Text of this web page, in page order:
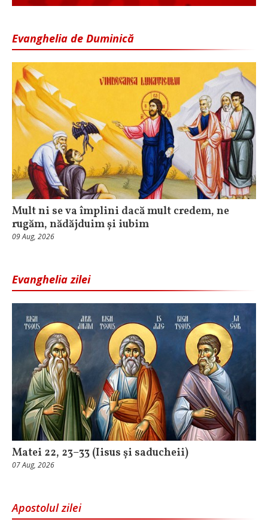
Evanghelia de Duminică
Mult ni se va împlini dacă mult credem, ne
rugăm, nădăjduim și iubim
09 Aug, 2026
Evanghelia zilei
Matei 22, 23–33 (Iisus și saducheii)
07 Aug, 2026
Apostolul zilei